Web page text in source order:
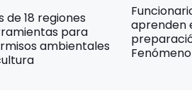
de 18 regiones
para
ambientales
aprenden